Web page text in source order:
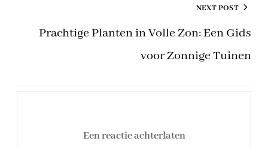
NEXT POST
Prachtige Planten in Volle Zon: Een Gids
voor Zonnige Tuinen
Een reactie achterlaten